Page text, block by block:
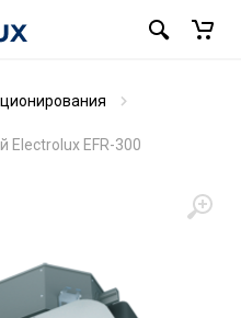
Electrolux EFR-300